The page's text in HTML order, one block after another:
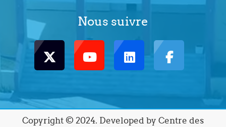
Nous suivre
Copyright © 2024. Developed by Centre des